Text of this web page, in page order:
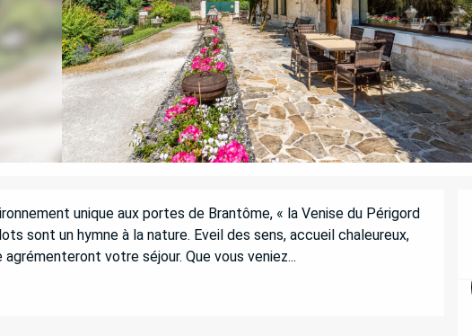
unique aux portes de Brantôme, « la Venise du Périgord
sont un hymne à la nature. Eveil des sens, accueil chaleureux,
votre séjour. Que vous veniez...